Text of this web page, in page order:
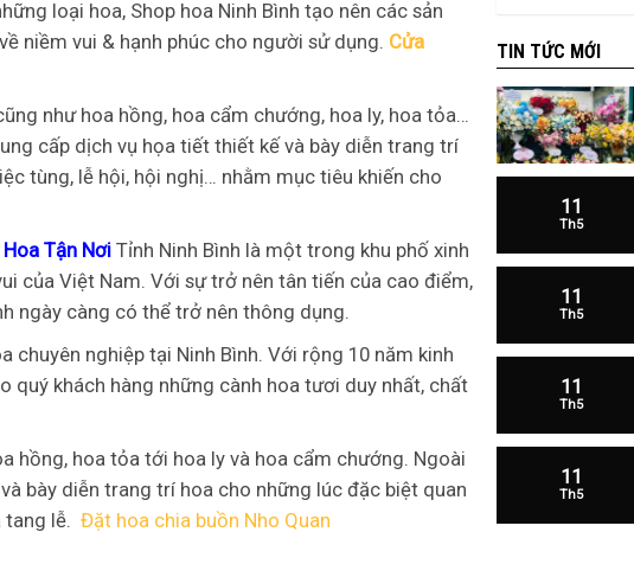
loại hoa, Shop hoa Ninh Bình tạo nên các sản
niềm vui & hạnh phúc cho người sử dụng. Cửa
như hoa hồng, hoa cẩm chướng, hoa ly, hoa tỏa…
cấp dịch vụ họa tiết thiết kế và bày diễn trang trí
tùng, lễ hội, hội nghị… nhằm mục tiêu khiến cho
Tận NơiTỉnh Ninh Bình là một trong khu phố xinh
của Việt Nam. Với sự trở nên tân tiến của cao điểm,
ngày càng có thể trở nên thông dụng.
chuyên nghiệp tại Ninh Bình. Với rộng 10 năm kinh
khách hàng những cành hoa tươi duy nhất, chất
hồng, hoa tỏa tới hoa ly và hoa cẩm chướng. Ngoài
bày diễn trang trí hoa cho những lúc đặc biệt quan
tang lễ. Đặt hoa chia buồn Nho Quan
TIN TỨC MỚI
11
Th5
11
Th5
11
Th5
11
Th5